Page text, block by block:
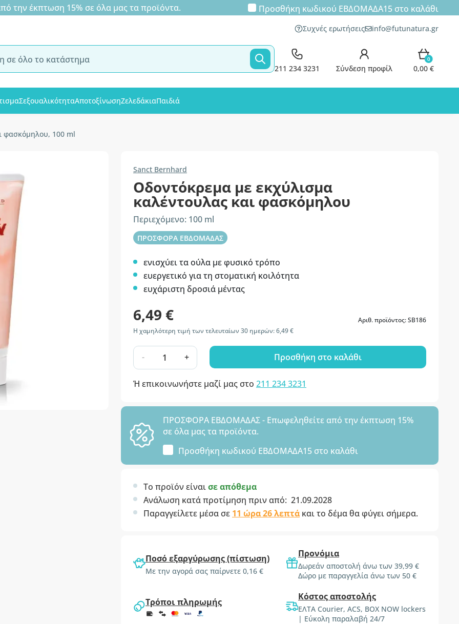
έκπτωση 15% σε όλα μας τα προϊόντα. Προσθήκη κωδικού ΕΒΔΟΜΑΔΑ15στο καλάθι
Συχνές ερωτήσεις info@futunatura.gr
211 234 3231 Σύνδεση προφίλ
0
0,00 €
ΣεξουαλικότηταΑποτοξίνωσηΖελεδάκιαΠαιδιά
φασκόμηλου, 100 ml
Sanct Bernhard
Οδοντόκρεμα με εκχύλισμα
καλέντουλας και φασκόμηλου
Περιεχόμενο: 100 ml
ΠΡΟΣΦΟΡΑ ΕΒΔΟΜΑΔΑΣ
ενισχύει τα ούλα με φυσικό τρόπο
ευεργετικό για τη στοματική κοιλότητα
ευχάριστη δροσιά μέντας
6,49 €
Αριθ. προϊόντος: SB186
Η χαμηλότερη τιμή των τελευταίων 30 ημερών: 6,49 €
- + Προσθήκη στο καλάθι
Ή επικοινωνήστε μαζί μας στο 211 234 3231
ΠΡΟΣΦΟΡΑ ΕΒΔΟΜΑΔΑΣ - Επωφεληθείτε από την έκπτωση 15%
σε όλα μας τα προϊόντα.
Προσθήκη κωδικού ΕΒΔΟΜΑΔΑ15 στο καλάθι
Το προϊόν είναισε απόθεμα
Ανάλωση κατά προτίμηση πριν από: 21.09.2028
Παραγγείλετε μέσα σε 11 ώρα 26 λεπτά και το δέμα θα φύγει σήμερα.
Ποσό εξαργύρωσης (πίστωση)
Με την αγορά σας παίρνετε 0,16 €
Προνόμια
Δωρεάν αποστολή άνω των 39,99 €
Δώρο με παραγγελία άνω των 50 €
Τρόποι πληρωμής Κόστος αποστολής
ΕΛΤΑ Courier, ACS, BOX NOW lockers
| Εύκολη παραλαβή 24/7